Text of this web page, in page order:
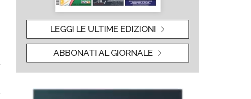
LEGGI LE ULTIME EDIZIONI
ABBONATI AL GIORNALE